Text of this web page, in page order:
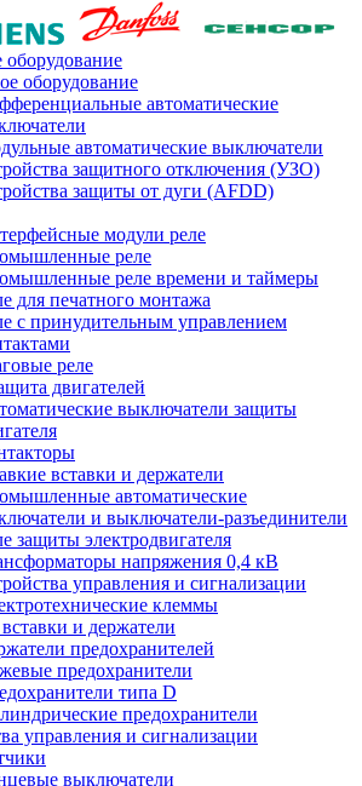
оборудование
оборудование
автоматические
автоматические выключатели
защитного отключения (УЗО)
защиты от дуги (AFDD)
модули реле
реле
реле времени и таймеры
для печатного монтажа
с принудительным управлением
реле
двигателей
выключатели защиты
вставки и держатели
автоматические
и выключатели-разъединители
защиты электродвигателя
напряжения 0,4 кВ
управления и сигнализации
клеммы
и держатели
предохранителей
предохранители
типа D
предохранители
управления и сигнализации
выключатели